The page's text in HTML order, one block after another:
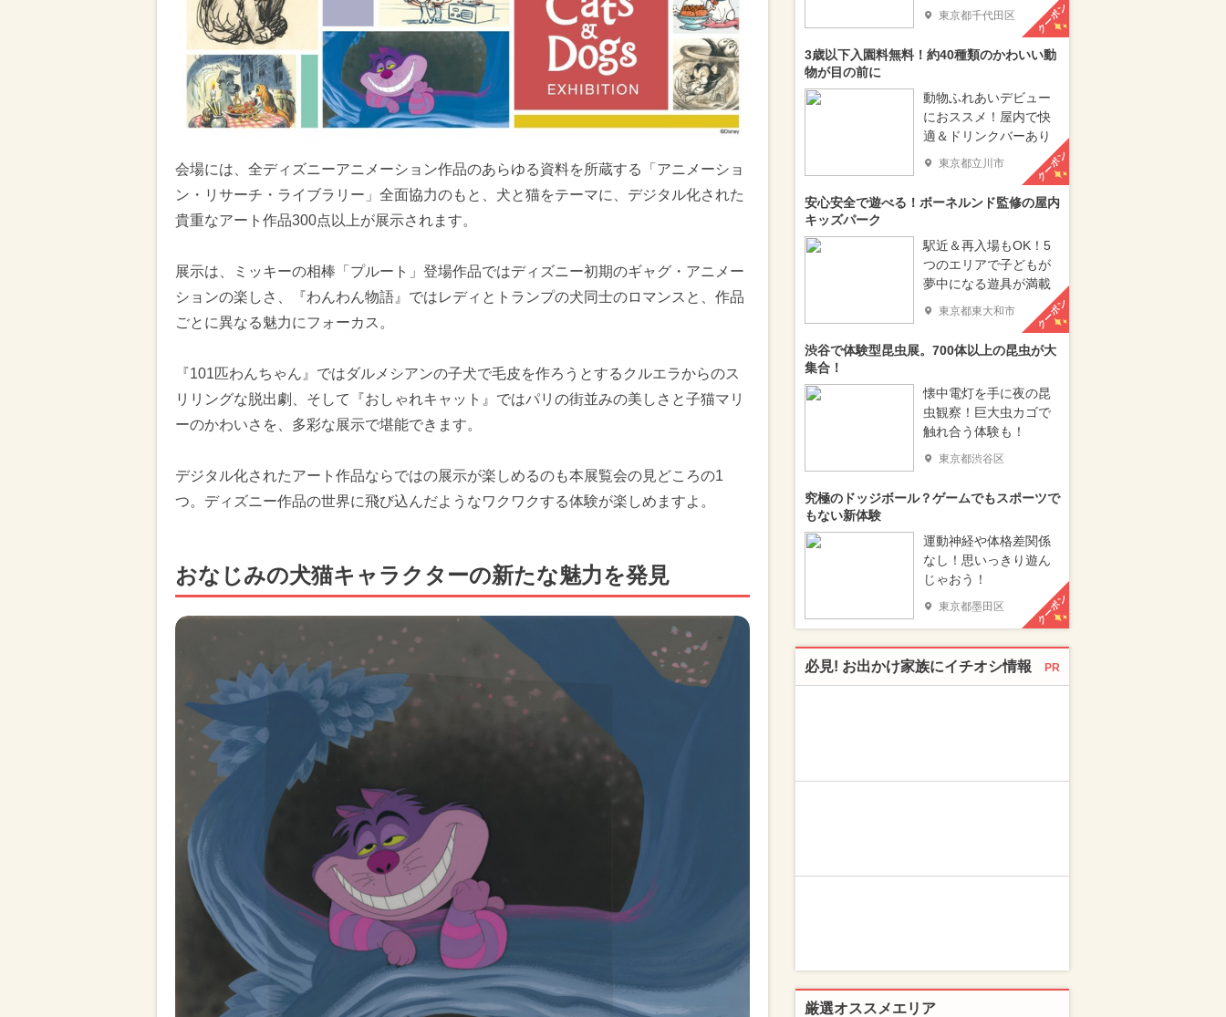
会場には、全ディズニーアニメーション作品のあらゆる資料を所蔵する「アニメーショ
ン・リサーチ・ライブラリー」全面協力のもと、犬と猫をテーマに、デジタル化された
貴重なアート作品300点以上が展示されます。
展示は、ミッキーの相棒「プルート」登場作品ではディズニー初期のギャグ・アニメー
ションの楽しさ、『わんわん物語』ではレディとトランプの犬同士のロマンスと、作品
ごとに異なる魅力にフォーカス。
『101匹わんちゃん』ではダルメシアンの子犬で毛皮を作ろうとするクルエラからのス
リリングな脱出劇、そして『おしゃれキャット』ではパリの街並みの美しさと子猫マリ
ーのかわいさを、多彩な展示で堪能できます。
デジタル化されたアート作品ならではの展示が楽しめるのも本展覧会の見どころの1
つ。ディズニー作品の世界に飛び込んだようなワクワクする体験が楽しめますよ。
おなじみの犬猫キャラクターの新たな魅力を発見
東京都千代田区 クーポン
3歳以下入園料無料！約40種類のかわいい動
物が目の前に
動物ふれあいデビュー
におススメ！屋内で快
適＆ドリンクバーあり
東京都立川市 クーポン
安心安全で遊べる！ボーネルンド監修の屋内
キッズパーク
駅近＆再入場もOK！5
つのエリアで子どもが
夢中になる遊具が満載
東京都東大和市 クーポン
渋谷で体験型昆虫展。700体以上の昆虫が大
集合！
懐中電灯を手に夜の昆
虫観察！巨大虫カゴで
触れ合う体験も！
東京都渋谷区
究極のドッジボール？ゲームでもスポーツで
もない新体験
運動神経や体格差関係
なし！思いっきり遊ん
じゃおう！
東京都墨田区 クーポン
必見! お出かけ家族にイチオシ情報 PR
厳選オススメエリア